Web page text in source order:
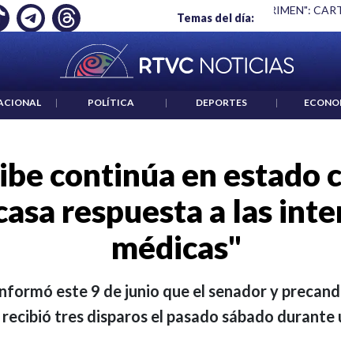
Temas del día:
UN CRIMEN": CARTA DE BETO CORAL ABELARDO DE
| POLÍTICA | DEPORTES |
continúa en estado
respuesta a las
médicas"
este 9 de junio que el senador y
recibió tres disparos el pasado sábado